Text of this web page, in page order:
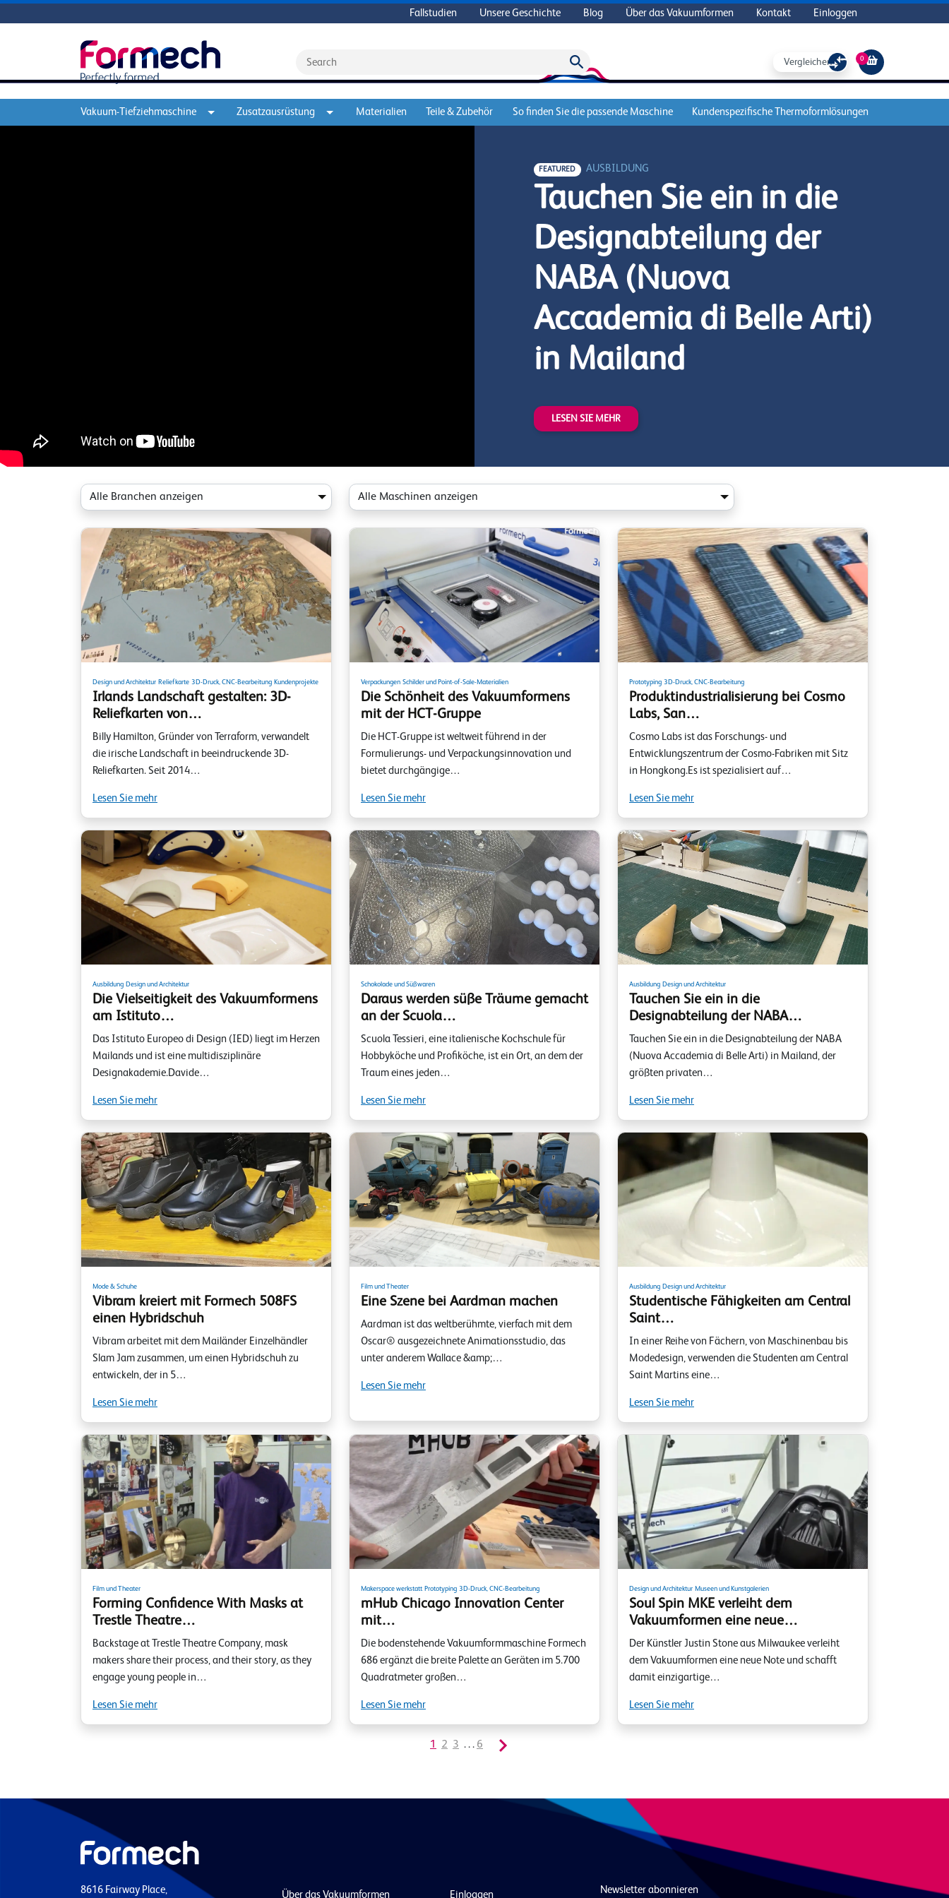
Fallstudien Unsere Geschichte Blog Über das Vakuumformen Kontakt Einloggen
Vergleichen Sie 0
Vakuum-Tiefziehmaschine Zusatzausrüstung Materialien Teile & Zubehör So finden Sie die passende Maschine Kundenspezifische Thermoformlösungen
FEATURED AUSBILDUNG
Tauchen Sie ein in die
Designabteilung der
NABA (Nuova
Accademia di Belle Arti)
in Mailand
LESEN SIE MEHR
Design und Architektur Reliefkarte 3D-Druck, CNC-Bearbeitung Kundenprojekte
Irlands Landschaft gestalten: 3D-
Reliefkarten von…
Billy Hamilton, Gründer von Terraform, verwandelt
die irische Landschaft in beeindruckende 3D-
Reliefkarten. Seit 2014…
Lesen Sie mehr
Verpackungen Schilder und Point-of-Sale-Materialien
Die Schönheit des Vakuumformens
mit der HCT-Gruppe
Die HCT-Gruppe ist weltweit führend in der
Formulierungs- und Verpackungsinnovation und
bietet durchgängige…
Lesen Sie mehr
Prototyping 3D-Druck, CNC-Bearbeitung
Produktindustrialisierung bei Cosmo
Labs, San…
Cosmo Labs ist das Forschungs- und
Entwicklungszentrum der Cosmo-Fabriken mit Sitz
in Hongkong.Es ist spezialisiert auf…
Lesen Sie mehr
Ausbildung Design und Architektur
Die Vielseitigkeit des Vakuumformens
am Istituto…
Das Istituto Europeo di Design (IED) liegt im Herzen
Mailands und ist eine multidisziplinäre
Designakademie.Davide…
Lesen Sie mehr
Schokolade und Süßwaren
Daraus werden süße Träume gemacht
an der Scuola…
Scuola Tessieri, eine italienische Kochschule für
Hobbyköche und Profiköche, ist ein Ort, an dem der
Traum eines jeden…
Lesen Sie mehr
Ausbildung Design und Architektur
Tauchen Sie ein in die
Designabteilung der NABA…
Tauchen Sie ein in die Designabteilung der NABA
(Nuova Accademia di Belle Arti) in Mailand, der
größten privaten…
Lesen Sie mehr
Mode & Schuhe
Vibram kreiert mit Formech 508FS
einen Hybridschuh
Vibram arbeitet mit dem Mailänder Einzelhändler
Slam Jam zusammen, um einen Hybridschuh zu
entwickeln, der in 5…
Lesen Sie mehr
Film und Theater
Eine Szene bei Aardman machen
Aardman ist das weltberühmte, vierfach mit dem
Oscar® ausgezeichnete Animationsstudio, das
unter anderem Wallace &amp;…
Lesen Sie mehr
Ausbildung Design und Architektur
Studentische Fähigkeiten am Central
Saint…
In einer Reihe von Fächern, von Maschinenbau bis
Modedesign, verwenden die Studenten am Central
Saint Martins eine…
Lesen Sie mehr
Film und Theater
Forming Confidence With Masks at
Trestle Theatre…
Backstage at Trestle Theatre Company, mask
makers share their process, and their story, as they
engage young people in…
Lesen Sie mehr
Makerspace werkstatt Prototyping 3D-Druck, CNC-Bearbeitung
mHub Chicago Innovation Center
mit…
Die bodenstehende Vakuumformmaschine Formech
686 ergänzt die breite Palette an Geräten im 5.700
Quadratmeter großen…
Lesen Sie mehr
Design und Architektur Museen und Kunstgalerien
Soul Spin MKE verleiht dem
Vakuumformen eine neue…
Der Künstler Justin Stone aus Milwaukee verleiht
dem Vakuumformen eine neue Note und schafft
damit einzigartige…
Lesen Sie mehr
1 2 3 . . . 6
8616 Fairway Place, Über das Vakuumformen Einloggen Newsletter abonnieren